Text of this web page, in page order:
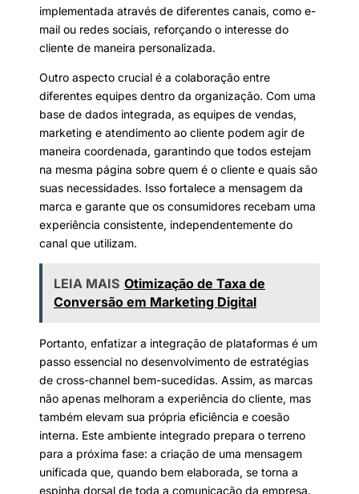
implementada através de diferentes canais, como e-
mail ou redes sociais, reforçando o interesse do
cliente de maneira personalizada.
Outro aspecto crucial é a colaboração entre
diferentes equipes dentro da organização. Com uma
base de dados integrada, as equipes de vendas,
marketing e atendimento ao cliente podem agir de
maneira coordenada, garantindo que todos estejam
na mesma página sobre quem é o cliente e quais são
suas necessidades. Isso fortalece a mensagem da
marca e garante que os consumidores recebam uma
experiência consistente, independentemente do
canal que utilizam.
LEIA MAIS Otimização de Taxa de
Conversão em Marketing Digital
Portanto, enfatizar a integração de plataformas é um
passo essencial no desenvolvimento de estratégias
de cross-channel bem-sucedidas. Assim, as marcas
não apenas melhoram a experiência do cliente, mas
também elevam sua própria eficiência e coesão
interna. Este ambiente integrado prepara o terreno
para a próxima fase: a criação de uma mensagem
unificada que, quando bem elaborada, se torna a
espinha dorsal de toda a comunicação da empresa.